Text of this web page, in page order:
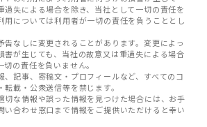
過失による場合を除き、当社として一切の責任を
用については利用者が一切の責任を負うこととし
告なしに変更されることがあります。変更によっ
害が生じても、当社の故意又は重過失による場合
の責任を負いません。
、記事、寄稿文・プロフィールなど、すべてのコ
載・公衆送信等を禁じます。
切な情報や誤った情報を見つけた場合には、お手
い合わせ窓口まで情報をご提供いただけると幸い